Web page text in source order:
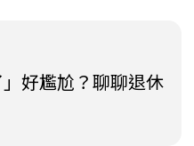
好尷尬？聊聊退休